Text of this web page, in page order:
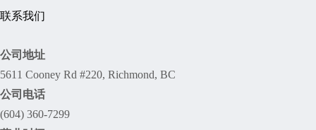
联系我们
公司地址
5611 Cooney Rd #220, Richmond, BC
公司电话
(604) 360-7299